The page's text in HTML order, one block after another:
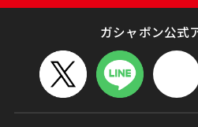
ガシャポン公式